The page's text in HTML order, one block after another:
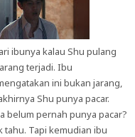
ibunya kalau Shu pulang
terjadi. Ibu
ini bukan jarang,
Shu punya pacar.
belum pernah punya pacar?
Tapi kemudian ibu